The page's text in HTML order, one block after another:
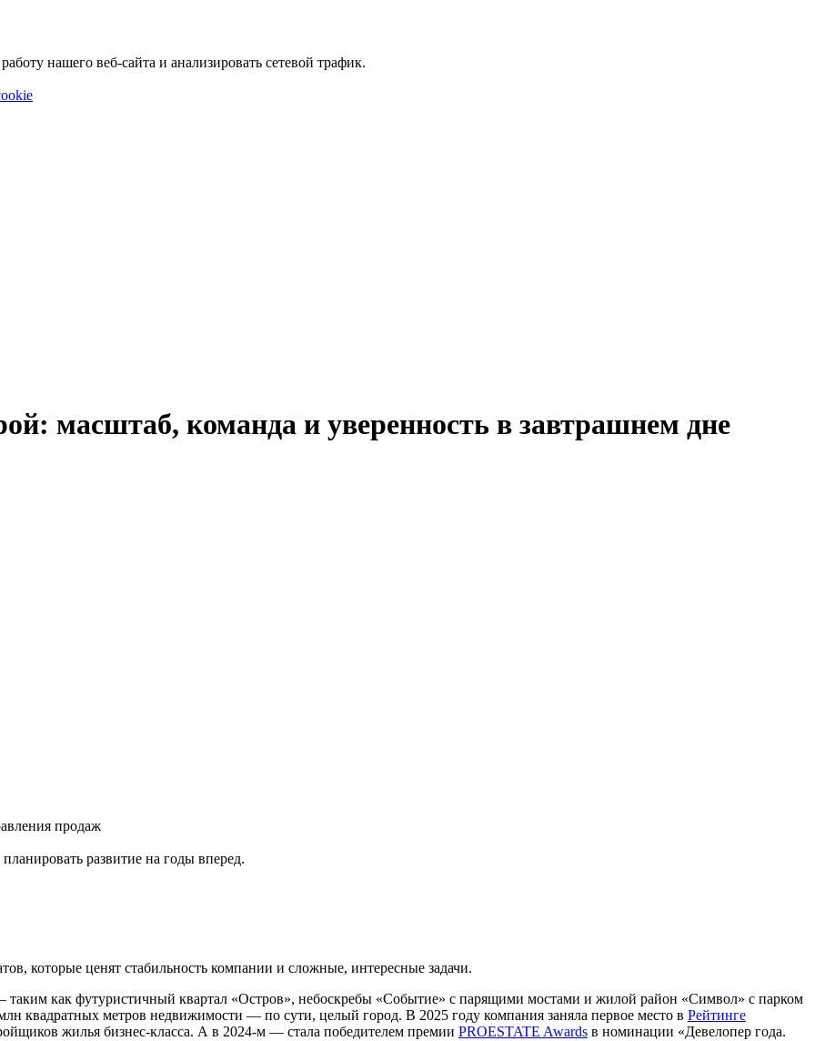
нашего веб-сайта и анализировать сетевой трафик.
масштаб, команда и уверенность в завтрашнем дне
продаж
развитие на годы вперед.
которые ценят стабильность компании и сложные, интересные задачи.
как футуристичный квартал «Остров», небоскребы «Событие» с парящими мостами и жилой район «Символ» с парком
квадратных метров недвижимости — по сути, целый город. В 2025 году компания заняла первое место в Рейтинге
жилья бизнес-класса. А в 2024-м — стала победителем премии PROESTATE Awards в номинации «Девелопер года.